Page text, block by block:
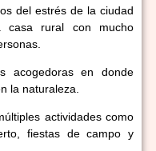
del estrés de la ciudad
casa rural con mucho
acogedoras en donde
la naturaleza.
actividades como
fiestas de campo y